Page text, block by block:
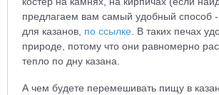
предлагаем вам самый удобный способ -
для казанов, по ссылке. В таких печах
природе, потому что они равномерно
тепло по дну казана.
А чем будете перемешивать пищу в